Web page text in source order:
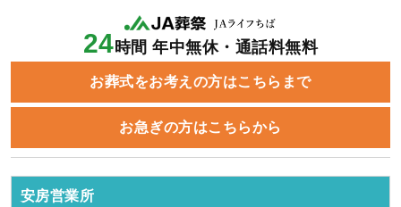
24時間 年中無休・通話料無料
お葬式をお考えの方はこちらまで
お急ぎの方はこちらから
安房営業所